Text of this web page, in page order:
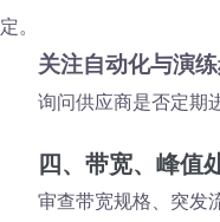
定。
关注自动化与演
询问供应商是否定期
四、带宽、峰值
审查带宽规格、突发